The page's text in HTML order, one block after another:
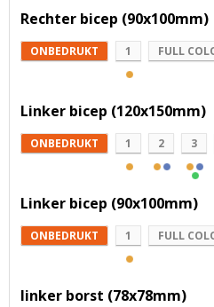
Rechter bicep (90x100mm)
ONBEDRUKT 1 FULL
Linker bicep (120x150mm)
ONBEDRUKT 1 2 3
Linker bicep (90x100mm)
ONBEDRUKT 1 FULL
linker borst (78x78mm)